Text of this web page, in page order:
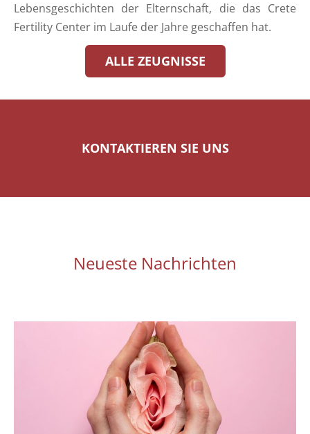
Lebensgeschichten der Elternschaft, die das Crete
Fertility Center im Laufe der Jahre geschaffen hat.
ALLE ZEUGNISSE
KONTAKTIEREN SIE UNS
Neueste Nachrichten